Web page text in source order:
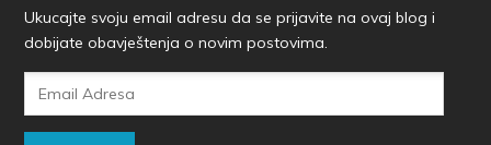
Ukucajte svoju email adresu da se prijavite na ovaj blog i
dobijate obavještenja o novim postovima.